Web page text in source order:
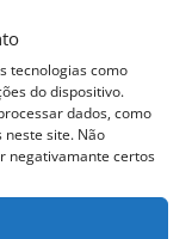
tecnologias como
do dispositivo.
dados, como
neste site. Não
negativamante certos
As aulas
por
Pastelaria